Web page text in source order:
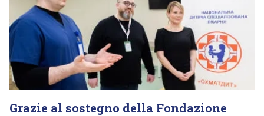
Grazie al sostegno della Fondazione